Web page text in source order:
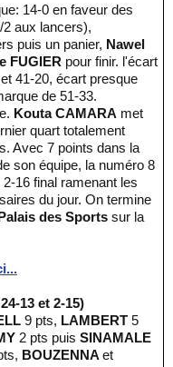
2 aux lancers),
puis un panier, Nawel
FUGIER pour finir. l'écart
41-20, écart presque
de 51-33.
Kouta CAMARA met
quart totalement
Avec 7 points dans la
son équipe, la numéro 8
16 final ramenant les
du jour. On termine
des Sports sur la
13 et 2-15)
9 pts, LAMBERT 5
2 pts puis SINAMALE
BOUZENNA et